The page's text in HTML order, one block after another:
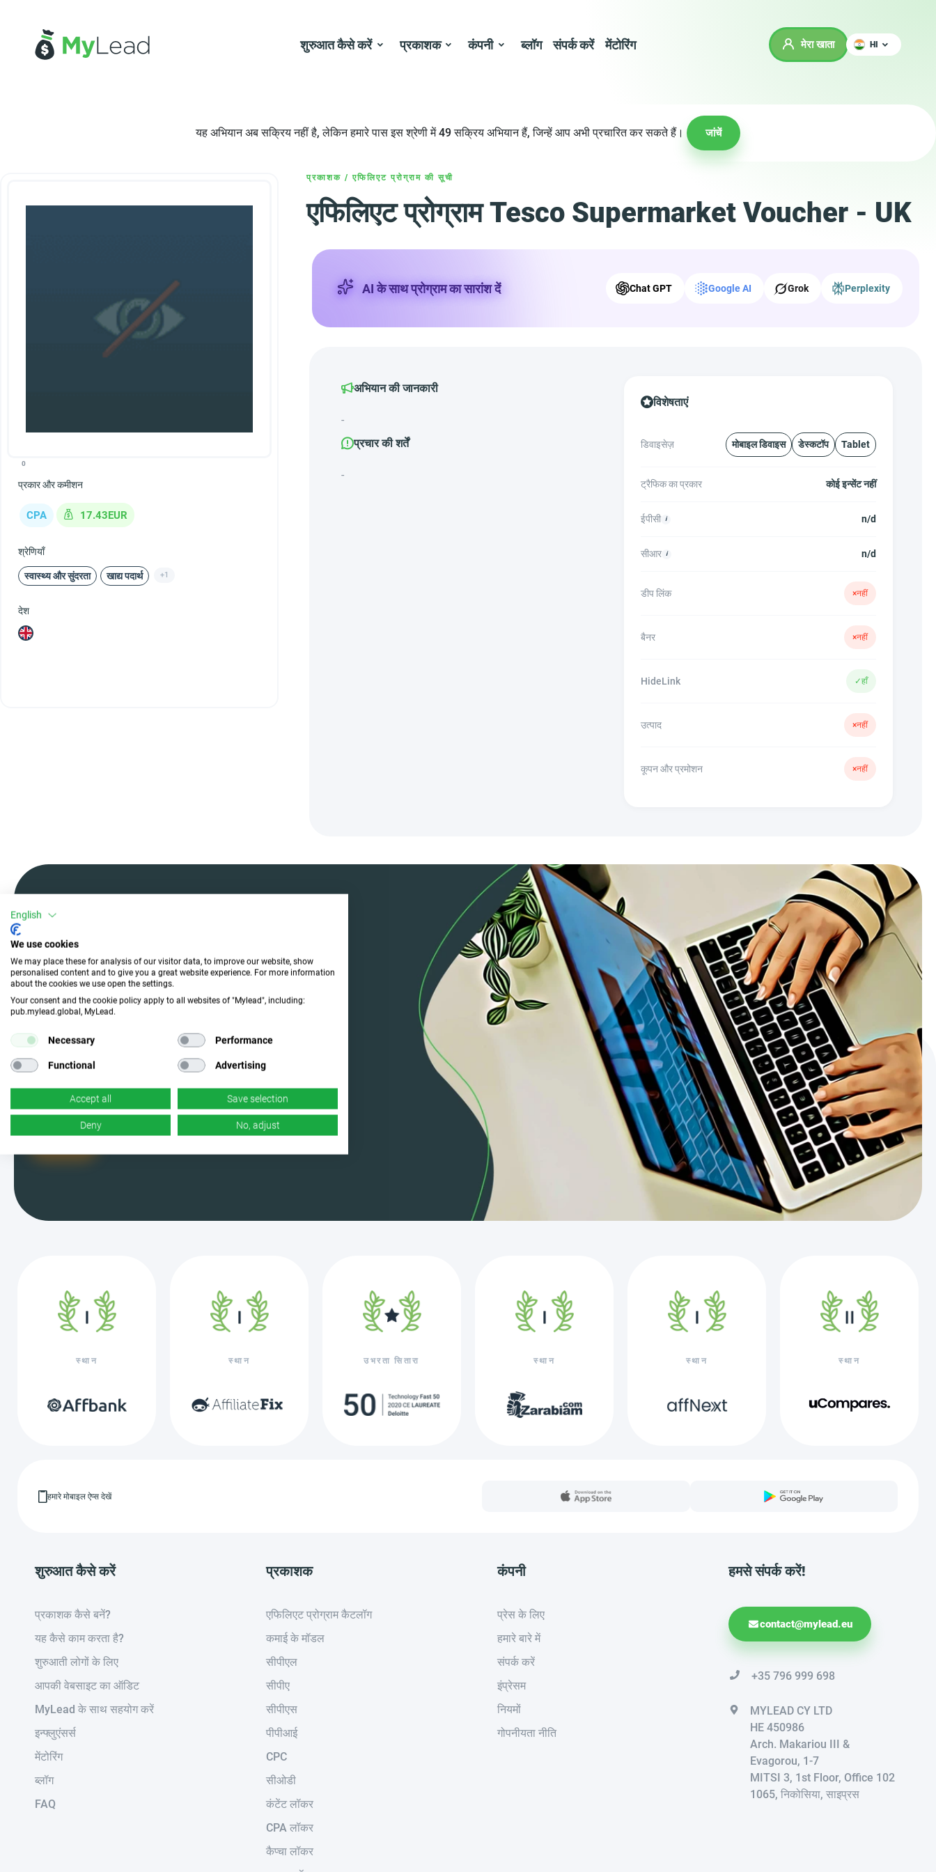
शुरुआत कैसे करें प्रकाशक कंपनी ब्लॉग संपर्क करें मेंटोरिंग मेरा खाता HI
यह अभियान अब सक्रिय नहीं है, लेकिन हमारे पास इस श्रेणी में 49 सक्रिय अभियान हैं, जिन्हें आप अभी प्रचारित कर सकते हैं। जांचें
प्रकाशक / एफिलिएट प्रोग्राम की सूची
एफिलिएट प्रोग्राम Tesco Supermarket Voucher - UK
0
प्रकार और कमीशन
CPA 17.43EUR
श्रेणियाँ
स्वास्थ्य और सुंदरता खाद्य पदार्थ +1
देश
AI के साथ प्रोग्राम का सारांश दें Chat GPT Google AI Grok Perplexity
अभियान की जानकारी
-
प्रचार की शर्तें
-
विशेषताएं
डिवाइसेज़ मोबाइल डिवाइस डेस्कटॉप Tablet
ट्रैफिक का प्रकार कोई इन्सेंट नहीं
ईपीसी n/d
सीआर n/d
डीप लिंक ×नहीं
बैनर ×नहीं
HideLink ✓हाँ
उत्पाद ×नहीं
कूपन और प्रमोशन ×नहीं
हमसे जुड़ें और उपयुक्त अभियान
चुनें
MyLead के यूजर में शामिल हों और सबसे
प्रभावी कैंपेन में से चुनें। हाँ, आपने सही पढ़ा -
हमारे पास बहुत सारे हैं।
मैं तैयार हूँ
स्थान स्थान उभरता सितारा स्थान स्थान स्थान
हमारे मोबाइल ऐप्स देखें
शुरुआत कैसे करें
प्रकाशक कैसे बनें?
यह कैसे काम करता है?
शुरुआती लोगों के लिए
आपकी वेबसाइट का ऑडिट
MyLead के साथ सहयोग करें
इन्फ्लुएंसर्स
मेंटोरिंग
ब्लॉग
FAQ
प्रकाशक
एफिलिएट प्रोग्राम कैटलॉग
कमाई के मॉडल
सीपीएल
सीपीए
सीपीएस
पीपीआई
CPC
सीओडी
कंटेंट लॉकर
CPA लॉकर
कैप्चा लॉकर
कंपनी
प्रेस के लिए
हमारे बारे में
संपर्क करें
इंप्रेसम
नियमों
गोपनीयता नीति
हमसे संपर्क करें!
contact@mylead.eu
+35 796 999 698
MYLEAD CY LTD
HE 450986
Arch. Makariou III &
Evagorou, 1-7
MITSI 3, 1st Floor, Office 102
1065, निकोसिया, साइप्रस
English
We use cookies
We may place these for analysis of our visitor data, to improve our website, show
personalised content and to give you a great website experience. For more information
about the cookies we use open the settings.
Your consent and the cookie policy apply to all websites of "Mylead", including:
pub.mylead.global, MyLead.
Necessary Performance
Functional Advertising
Accept all Save selection
Deny No, adjust